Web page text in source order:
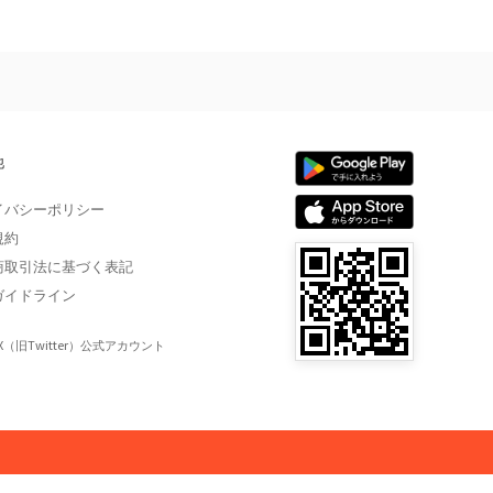
バシーポリシー
約
取引法に基づく表記
イドライン
（旧Twitter）公式アカウント